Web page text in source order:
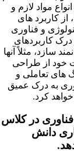
مواد لازم و
کاربرد های
و فناوری
درک کاربردهای
سازد، مثلاً آنها
خود از طراحی
های تعاملی و
به درک عمیق
کرد.
فناوری در کلاس
دانش